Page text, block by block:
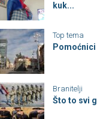
kuk...
Top tema
Branitelji
Što to svi